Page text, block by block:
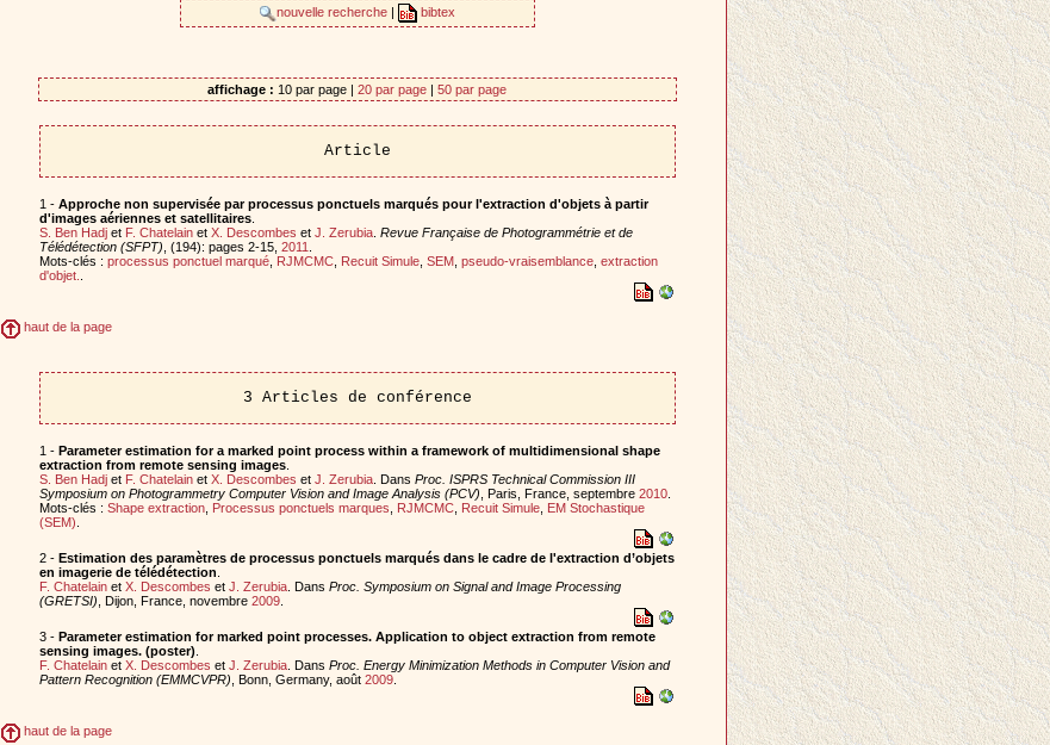
nouvelle recherche bibtex
affichage : 10 par page | 20 par page | 50 par page
Article
1 - Approche non supervisée par processus ponctuels marqués pour l'extraction d'objets à partir
d'images aériennes et satellitaires.
S. Ben Hadjet F. Chatelainet X. Descombes et J. Zerubia. Revue Française de Photogrammétrie et de
Télédétection (SFPT) , (194): pages 2-15, 2011
Mots-clés : processus ponctuel marqué, RJMCMC, Recuit Simule, SEM, pseudo-vraisemblance, extraction
d'objet.
haut de la page
3 Articles de conférence
1 - Parameter estimation for a marked point process within a framework of multidimensional shape
extraction from remote sensing images.
S. Ben Hadjet F. Chatelainet X. Descombes et J. Zerubia. Dans Proc. ISPRS Technical Commission III
Symposium on Photogrammetry Computer Vision and Image Analysis (PCV) , Paris, France, septembre 2010.
Mots-clés : Shape extraction, Processus ponctuels marques RJMCMC, Recuit Simule, EM Stochastique
(SEM)
2 - Estimation des paramètres de processus ponctuels marqués dans le cadre de l'extraction d’objets
en imagerie de télédétection
F. Chatelainet X. Descombes et J. Zerubia. Dans Proc. Symposium on Signal and Image Processing
(GRETSI) , Dijon, France, novembre 2009.
3 - Parameter estimation for marked point processes. Application to object extraction from remote
sensing images. (poster)
F. Chatelainet X. Descombes et J. Zerubia. Dans Proc. Energy Minimization Methods in Computer Vision and
Pattern Recognition (EMMCVPR) , Bonn, Germany, août 2009.
haut de la page